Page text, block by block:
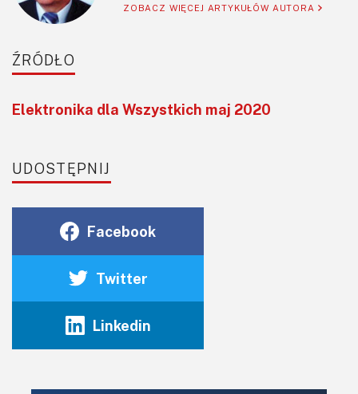
ZOBACZ WIĘCEJ ARTYKUŁÓW AUTORA
ŹRÓDŁO
Elektronika dla Wszystkich maj 2020
UDOSTĘPNIJ
Facebook
Twitter
Linkedin